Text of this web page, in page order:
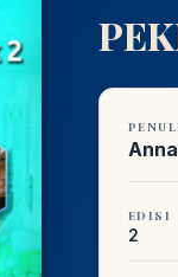
EDISI
2